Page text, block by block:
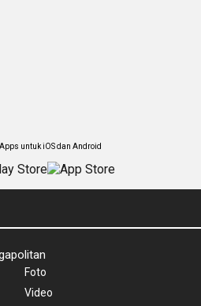
untuk iOS dan Android
Foto
Video